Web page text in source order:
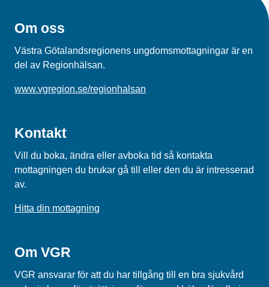
Om oss
Västra Götalandsregionens ungdomsmottagningar är en
del av Regionhälsan.
www.vgregion.se/regionhalsan
Kontakt
Vill du boka, ändra eller avboka tid så kontakta
mottagningen du brukar gå till eller den du är intresserad
av.
Hitta din mottagning
Om VGR
VGR ansvarar för att du har tillgång till en bra sjukvård